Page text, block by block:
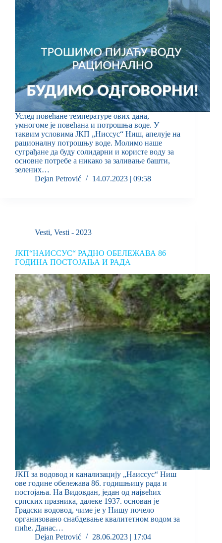
Услед повећане температуре ових дана,
умногоме је повећана и потрошња воде. У
таквим условима ЈКП „Ниссус“ Ниш, апелује на
рационалну потрошњу воде. Молимо наше
суграђане да буду солидарни и користе воду за
основне потребе а никако за заливање башти,
зелених…
Dejan Petrović
14.07.2023 | 09:58
Vesti, Vesti - 2023
ЈКП“НАИССУС“ РАДНО ОБЕЛЕЖАВА 86
ГОДИНА ПОСТОЈАЊА И РАДА
ЈКП за водовод и канализацију „Наиссус“ Ниш
ове године обележава 86. годишњицу рада и
постојања. На Видовдан, један од највећих
српских празника, далеке 1937. основан је
Градски водовод, чиме је у Нишу почело
организовано снабдевање квалитетном водом за
пиће. Данас…
Dejan Petrović
28.06.2023 | 17:04